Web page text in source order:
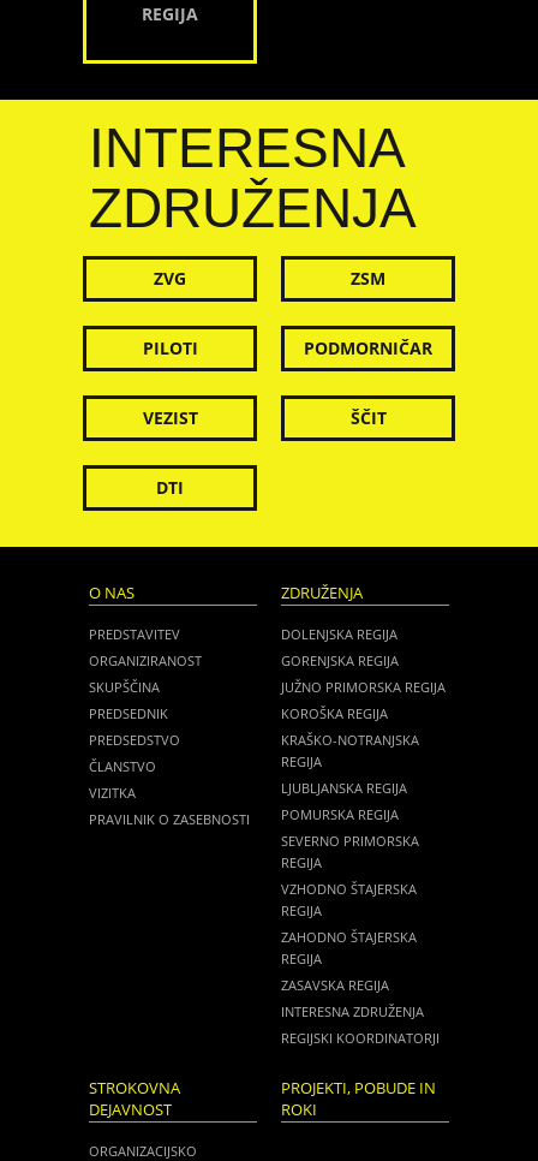
REGIJA
INTERESNA
ZDRUŽENJA
ZVG ZSM
PILOTI PODMORNIČAR
VEZIST ŠČIT
DTI
O NAS
PREDSTAVITEV
ORGANIZIRANOST
SKUPŠČINA
PREDSEDNIK
PREDSEDSTVO
ČLANSTVO
VIZITKA
PRAVILNIK O ZASEBNOSTI
ZDRUŽENJA
DOLENJSKA REGIJA
GORENJSKA REGIJA
JUŽNO PRIMORSKA REGIJA
KOROŠKA REGIJA
KRAŠKO-NOTRANJSKA
REGIJA
LJUBLJANSKA REGIJA
POMURSKA REGIJA
SEVERNO PRIMORSKA
REGIJA
VZHODNO ŠTAJERSKA
REGIJA
ZAHODNO ŠTAJERSKA
REGIJA
ZASAVSKA REGIJA
INTERESNA ZDRUŽENJA
REGIJSKI KOORDINATORJI
STROKOVNA
DEJAVNOST
ORGANIZACIJSKO
PROJEKTI, POBUDE IN
ROKI